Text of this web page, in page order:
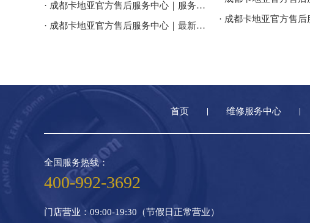
· 成都卡地亚官方售后服务中心｜服务电话及全部地址权威信息公告（2026年7月最新）
· 成都卡地亚官方售后服务中心｜最新官方电话和维修地址权威信息通告（2026年7月最新）
首页 维修服务中心
全国服务热线：
400-992-3692
门店营业：09:00-19:30（节假日正常营业）